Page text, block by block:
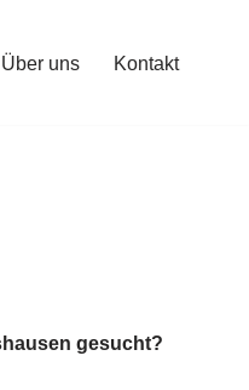
Über uns Kontakt
gesucht?